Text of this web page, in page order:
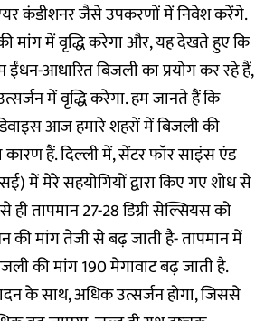
कंडीशनर जैसे उपकरणों में निवेश करेंगे.
मांग में वृद्धि करेगा और, यह देखते हुए कि
ईंधन-आधारित बिजली का प्रयोग कर रहे हैं,
में वृद्धि करेगा. हम जानते हैं कि
आज हमारे शहरों में बिजली की
हैं. दिल्ली में, सेंटर फॉर साइंस एंड
में मेरे सहयोगियों द्वारा किए गए शोध से
तापमान 27-28 डिग्री सेल्सियस को
की मांग तेजी से बढ़ जाती है- तापमान में
की मांग 190 मेगावाट बढ़ जाती है.
के साथ, अधिक उत्सर्जन होगा, जिससे